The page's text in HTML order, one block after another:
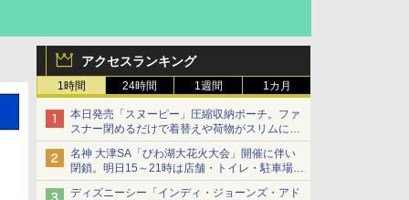
アクセスランキング
1時間 24時間 1週間 1カ月
本日発売「スヌーピー」圧縮収納ポーチ。ファ
スナー閉めるだけで着替えや荷物がスリムにま
とまる
名神 大津SA「びわ湖大花火大会」開催に伴い
閉鎖。明日15～21時は店舗・トイレ・駐車場の
利用不可
ディズニーシー「インディ・ジョーンズ・アド